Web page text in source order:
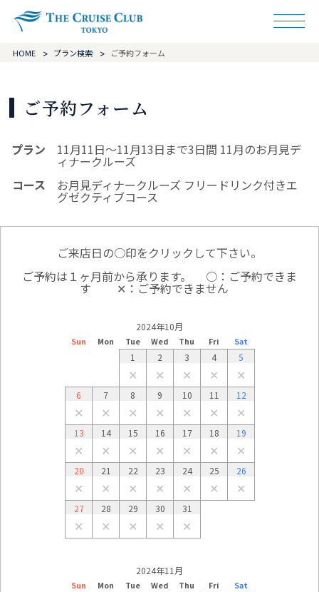
ザ・クルーズクラ
HOME プラン検索 ご予約フォーム
ご予約フォーム
プラン 11月11日～11月13日まで3日間 11月のお月見デ
ィナークルーズ
コース
お月見ディナークルーズ フリードリンク付きエ
グゼクティブコース
ご来店日の○印をクリックして下さい。
ご予約は１ヶ月前から承ります。
○：ご予約できま
す ✕：ご予約できません
2024年10月
Sun Mon Tue Wed Thu Fri Sat
1
✕
2
✕
3
✕
4
✕
5
✕
6
✕
7
✕
8
✕
9
✕
10
✕
11
✕
12
✕
13
✕
14
✕
15
✕
16
✕
17
✕
18
✕
19
✕
20
✕
21
✕
22
✕
23
✕
24
✕
25
✕
26
✕
27
✕
28
✕
29
✕
30
✕
31
✕
2024年11月
Sun Mon Tue Wed Thu Fri Sat